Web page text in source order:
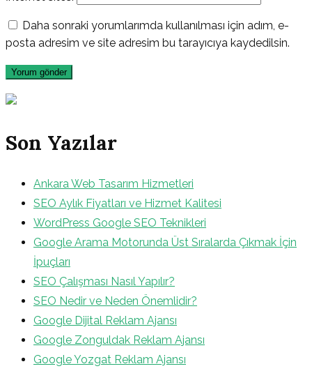
Daha sonraki yorumlarımda kullanılması için adım, e-
posta adresim ve site adresim bu tarayıcıya kaydedilsin.
Son Yazılar
Ankara Web Tasarım Hizmetleri
SEO Aylık Fiyatları ve Hizmet Kalitesi
WordPress Google SEO Teknikleri
Google Arama Motorunda Üst Sıralarda Çıkmak İçin
İpuçları
SEO Çalışması Nasıl Yapılır?
SEO Nedir ve Neden Önemlidir?
Google Dijital Reklam Ajansı
Google Zonguldak Reklam Ajansı
Google Yozgat Reklam Ajansı